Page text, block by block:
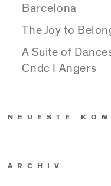
Barcelona
The Joy to
A Suite of
Cndc I Angers
NEUESTE
ARCHIV